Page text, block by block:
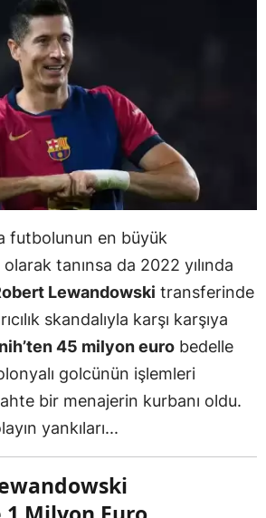
futbolunun en büyük
tanınsa da 2022 yılında
Lewandowski transferinde
skandalıyla karşı karşıya
45 milyon euro bedelle
golcünün işlemleri
bir menajerin kurbanı oldu.
yankıları...